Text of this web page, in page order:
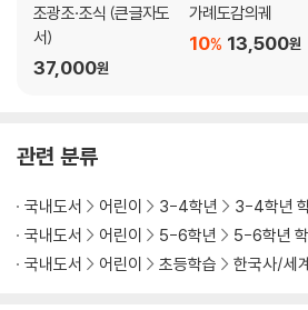
봄을 앗아간 쿠데타의 밤 │ 12·12 군사 반란
[스토리 요약] 하룻밤 사이에 바뀐 권력
부록2. 조선사가 술술 읽히는 왕 이야기
조광조·조식 (큰글자도
서)
37,000원
가례도감의궤
13,500원
10%
관련 분류
국내도서 어린이 3-4학년 3-4학년
국내도서
어린이 5-6학년 5-6학년
국내도서
어린이 초등학습 한국사/세